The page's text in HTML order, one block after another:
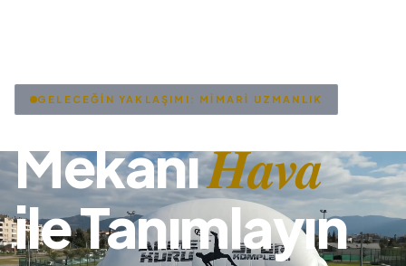
GELECEĞİN YAKLAŞIMI: MİMARİ UZMANLIK
MekanıHava
ile Tanımlayın